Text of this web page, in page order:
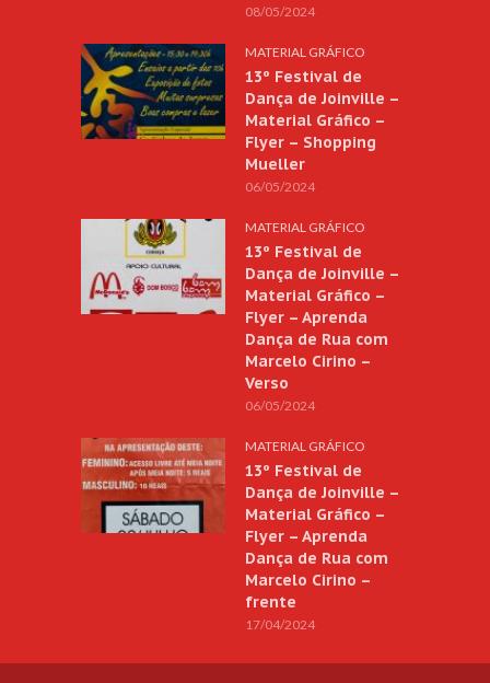
08/05/2024
MATERIAL GRÁFICO
13º Festival de
Dança de Joinville –
Material Gráfico –
Flyer – Shopping
Mueller
06/05/2024
MATERIAL GRÁFICO
13º Festival de
Dança de Joinville –
Material Gráfico –
Flyer – Aprenda
Dança de Rua com
Marcelo Cirino –
Verso
06/05/2024
MATERIAL GRÁFICO
13º Festival de
Dança de Joinville –
Material Gráfico –
Flyer – Aprenda
Dança de Rua com
Marcelo Cirino –
frente
17/04/2024